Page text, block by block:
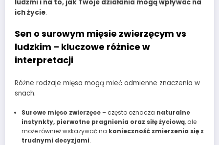
ludźmi i na to, jak Twoje działania mogą wpływać na
ich życie.
Sen o surowym mięsie zwierzęcym vs
ludzkim – kluczowe różnice w
interpretacji
Różne rodzaje mięsa mogą mieć odmienne znaczenia w
snach.
Surowe mięso zwierzęce– często oznacza naturalne
instynkty, pierwotne pragnienia oraz siłę życiową, ale
może również wskazywać na konieczność zmierzenia się z
trudnymi decyzjami.